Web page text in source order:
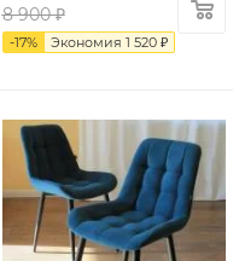
8 900₽
-17% Экономия 1 520₽